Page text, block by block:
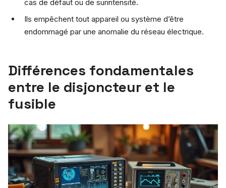
cas de défaut ou de surintensité.
Ils empêchent tout appareil ou système d’être
endommagé par une anomalie du réseau électrique.
Différences fondamentales
entre le disjoncteur et le
fusible